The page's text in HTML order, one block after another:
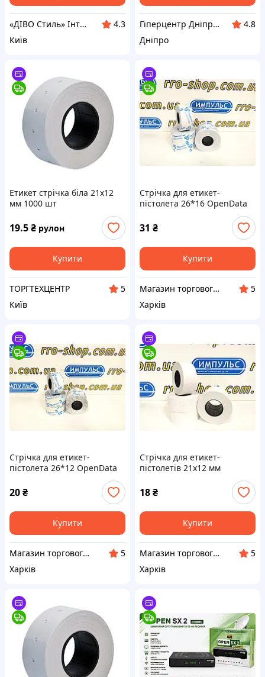
«ДІВО Стиль» Інтернет магазин торговельного обладнання та витратних матеріалів
4.3
Київ
Гіперцентр Дніпро - ваги, складська техніка, банківське обладнання
4.8
Дніпро
Етикет стрічка біла 21х12
мм 1000 шт
19.5₴ рулон
Купити
ТОРГТЕХЦЕНТР
5
Київ
Стрічка для етикет-
пістолета 26*16 OpenData
31 ₴
Купити
Магазин торгового, фіскального та банківського обладнання
5
Харків
Стрічка для етикет-
пістолета 26*12 OpenData
20₴
Купити
Магазин торгового, фіскального та банківського обладнання
5
Харків
Стрічка для етикет-
пістолетів 21x12 мм
18₴
Купити
Магазин торгового, фіскального та банківського обладнання
5
Харків